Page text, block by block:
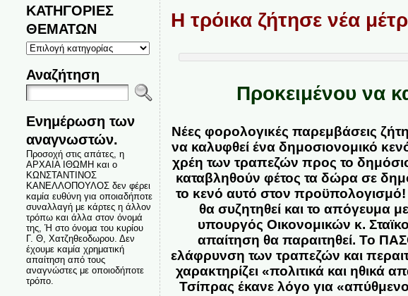
ΚΑΤΗΓΟΡΙΕΣ
ΘΕΜΑΤΩΝ
ΚΑΤΗΓΟΡΙΕΣ
ΘΕΜΑΤΩΝ
Αναζήτηση
Ενημέρωση των
αναγνωστών.
Προσοχή στις απάτες, η
ΑΡΧΑΙΑ ΙΘΩΜΗ και ο
ΚΩΝΣΤΑΝΤΙΝΟΣ
ΚΑΝΕΛΛΟΠΟΥΛΟΣ δεν φέρει
καμία ευθύνη για οποιαδήποτε
συναλλαγή με κάρτες η άλλον
τρόπω και άλλα στον όνομά
της, Ή στο όνομα του κυρίου
Γ. Θ, Χατζηθεοδωρου. Δεν
έχουμε καμία χρηματική
απαίτηση από τους
αναγνώστες με οποιοδήποτε
τρόπο.
Η τρόικα ζήτησε νέα
Προκειμένου να
Νέες φορολογικές παρεμβάσεις
να καλυφθεί ένα δημοσιονομικό
χρέη των τραπεζών προς το
καταβληθούν φέτος τα δώρα σε
το κενό αυτό στον προϋπολογισμό!
θα συζητηθεί και το απόγευμα
υπουργός Οικονομικών κ.
απαίτησηθα παραιτηθεί. Το
ελάφρυνση των τραπεζών και
χαρακτηρίζει «πολιτικά και
Τσίπρας έκανε λόγο για